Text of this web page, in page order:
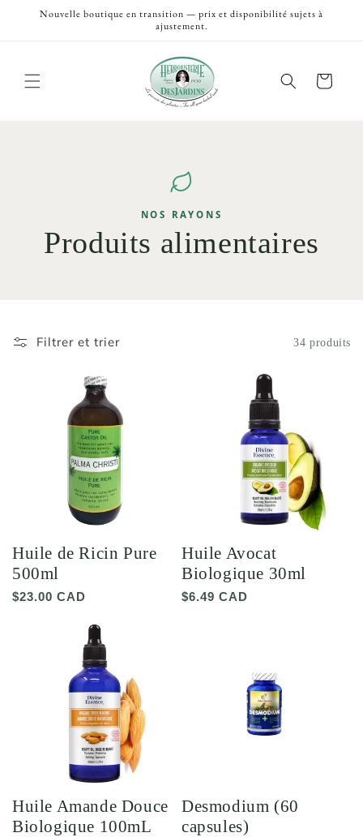
passer
Nouvelle boutique en transition — prix et disponibilité sujets à
ajustement.
Panier
NOS RAYONS
Produits alimentaires
Filtrer et trier 34 produits
Huile de Ricin Pure
500ml
Prix
$23.00 CAD
Huile Avocat
Biologique 30ml
Prix
$6.49 CAD
Huile Amande Douce
Biologique 100mL
Desmodium (60
capsules)